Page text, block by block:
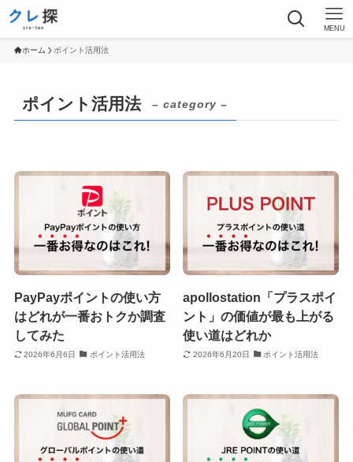
MENU
ホーム ポイント活用法
ポイント活用法 – category –
PayPayポイントの使い方
はどれが一番おトクか調査
してみた
2026年6月6日 ポイント活用法
apollostation「プラスポイ
ント」の価値が最も上がる
使い道はどれか
2026年6月20日 ポイント活用法